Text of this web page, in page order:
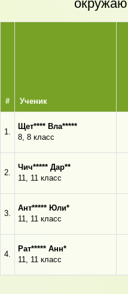
# Ученик
1.
Щет**** Вла*****
8, 8 класс
2.
Чич***** Дар**
11, 11 класс
3.
Ант***** Юли*
11, 11 класс
4.
Рат***** Анн*
11, 11 класс